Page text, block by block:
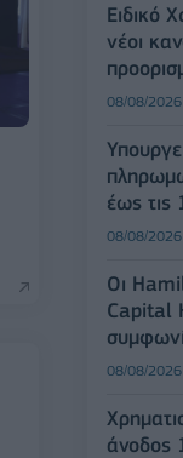
Ειδικό
νέοι
08/08/
έως τις
08/08/
Οι
Capital
08/08/
άνοδος